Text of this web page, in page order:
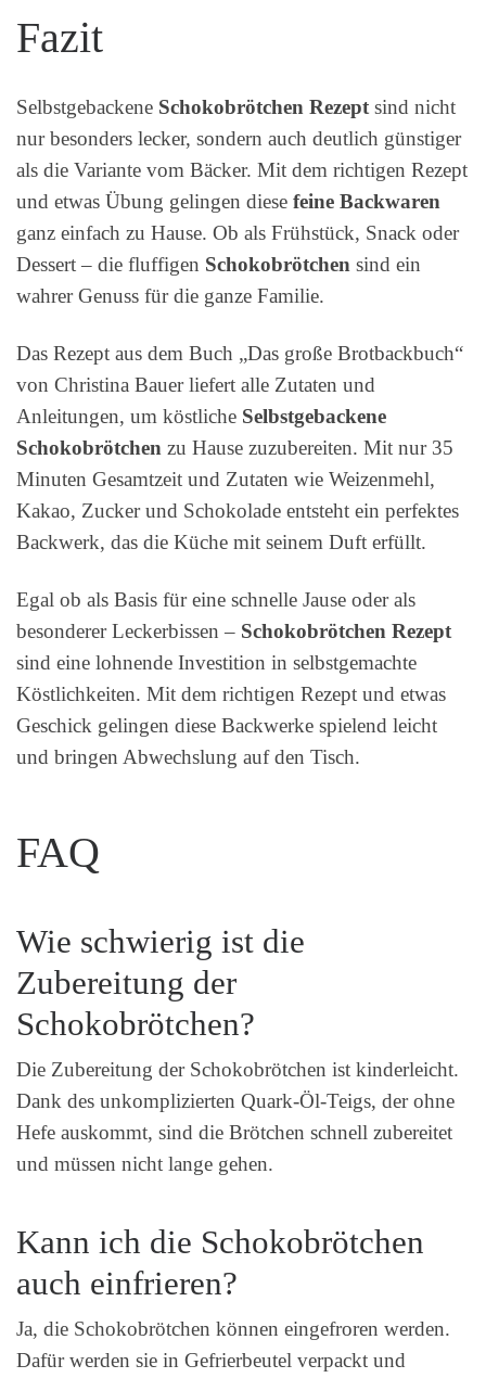
Fazit
Selbstgebackene Schokobrötchen Rezept sind nicht
nur besonders lecker, sondern auch deutlich günstiger
als die Variante vom Bäcker. Mit dem richtigen Rezept
und etwas Übung gelingen diese feine Backwaren
ganz einfach zu Hause. Ob als Frühstück, Snack oder
Dessert – die fluffigen Schokobrötchen sind ein
wahrer Genuss für die ganze Familie.
Das Rezept aus dem Buch „Das große Brotbackbuch“
von Christina Bauer liefert alle Zutaten und
Anleitungen, um köstliche Selbstgebackene
Schokobrötchen zu Hause zuzubereiten. Mit nur 35
Minuten Gesamtzeit und Zutaten wie Weizenmehl,
Kakao, Zucker und Schokolade entsteht ein perfektes
Backwerk, das die Küche mit seinem Duft erfüllt.
Egal ob als Basis für eine schnelle Jause oder als
besonderer Leckerbissen – Schokobrötchen Rezept
sind eine lohnende Investition in selbstgemachte
Köstlichkeiten. Mit dem richtigen Rezept und etwas
Geschick gelingen diese Backwerke spielend leicht
und bringen Abwechslung auf den Tisch.
FAQ
Wie schwierig ist die
Zubereitung der
Schokobrötchen?
Die Zubereitung der Schokobrötchen ist kinderleicht.
Dank des unkomplizierten Quark-Öl-Teigs, der ohne
Hefe auskommt, sind die Brötchen schnell zubereitet
und müssen nicht lange gehen.
Kann ich die Schokobrötchen
auch einfrieren?
Ja, die Schokobrötchen können eingefroren werden.
Dafür werden sie in Gefrierbeutel verpackt und